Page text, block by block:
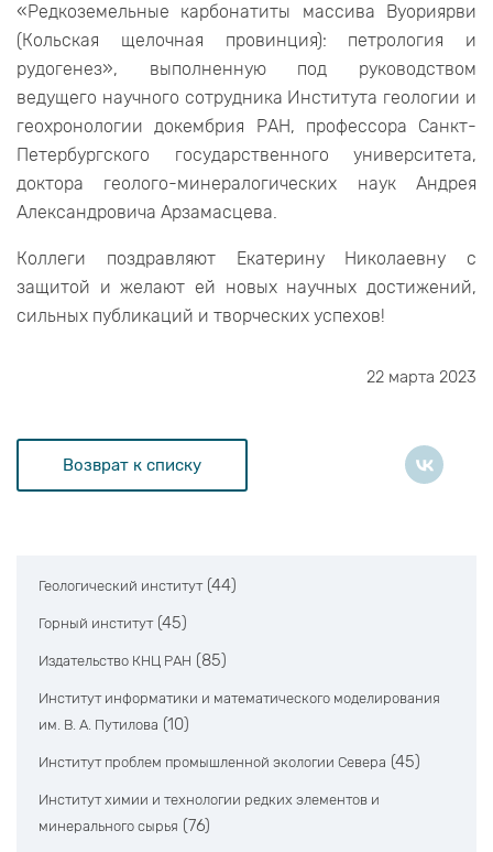
«Редкоземельные карбонатиты массива Вуориярви
(Кольская щелочная провинция): петрология и
рудогенез», выполненную под руководством
ведущего научного сотрудника Института геологии и
геохронологии докембрия РАН, профессора Санкт-
Петербургского государственного университета,
доктора геолого-минералогических наук Андрея
Александровича Арзамасцева.
Коллеги поздравляют Екатерину Николаевну с
защитой и желают ей новых научных достижений,
сильных публикаций и творческих успехов!
22 марта 2023
Возврат к списку
Геологический институт (44)
Горный институт (45)
Издательство КНЦ РАН (85)
Институт информатики и математического моделирования
им. В. А. Путилова (10)
Институт проблем промышленной экологии Севера (45)
Институт химии и технологии редких элементов и
минерального сырья (76)